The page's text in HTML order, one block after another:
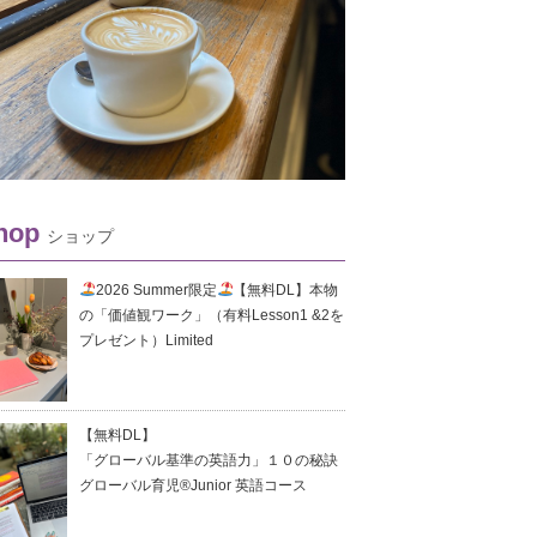
ショップ
2026 Summer限定
【無料DL】本物
の「価値観ワーク」（有料Lesson1 &2を
プレゼント）Limited
【無料DL】
「グローバル基準の英語力」１０の秘訣
グローバル育児®Junior 英語コース